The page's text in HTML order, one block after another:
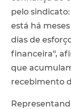
pelo
está há
dias de
financeira",
que
recebimento